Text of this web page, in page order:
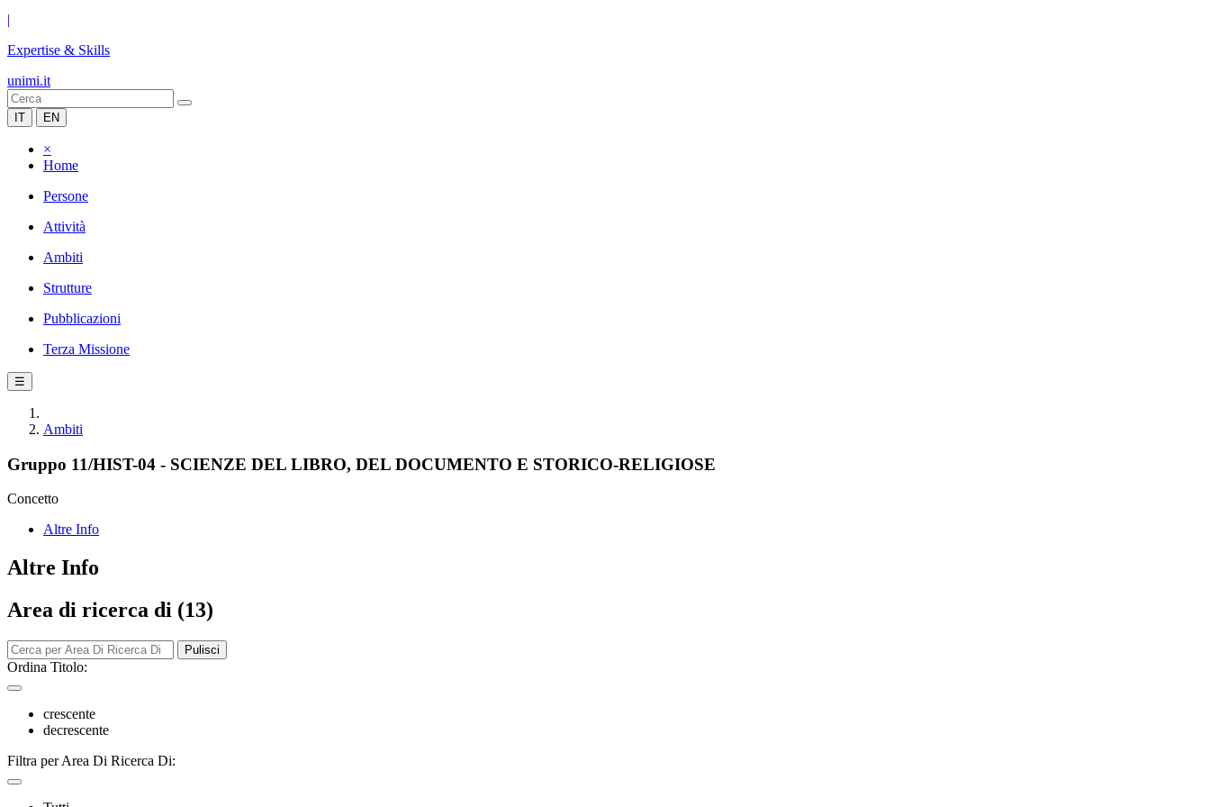
|
Expertise & Skills
unimi.it
IT EN
×
Home
Persone
Attività
Ambiti
Strutture
Pubblicazioni
Terza Missione
☰
Ambiti
Gruppo 11/HIST-04 - SCIENZE DEL LIBRO, DEL DOCUMENTO E STORICO-RELIGIOSE
Concetto
Altre Info
Altre Info
Area di ricerca di (13)
Pulisci
Ordina Titolo:
crescente
decrescente
Filtra per Area Di Ricerca Di: